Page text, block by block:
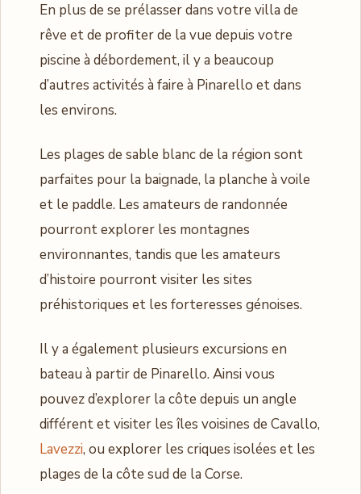
En plus de se prélasser dans votre villa de
rêve et de profiter de la vue depuis votre
piscine à débordement, il y a beaucoup
d’autres activités à faire à Pinarello et dans
les environs.
Les plages de sable blanc de la région sont
parfaites pour la baignade, la planche à voile
et le paddle. Les amateurs de randonnée
pourront explorer les montagnes
environnantes, tandis que les amateurs
d’histoire pourront visiter les sites
préhistoriques et les forteresses génoises.
Il y a également plusieurs excursions en
bateau à partir de Pinarello. Ainsi vous
pouvez d’explorer la côte depuis un angle
différent et visiter les îles voisines de Cavallo,
Lavezzi, ou explorer les criques isolées et les
plages de la côte sud de la Corse.